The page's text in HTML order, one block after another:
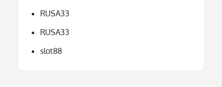
RUSA33
RUSA33
slot88